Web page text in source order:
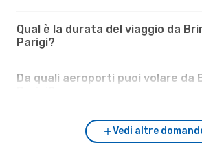
Qual è la durata del viaggio da
Parigi?
Da quali aeroporti puoi volare da
Vedi altre